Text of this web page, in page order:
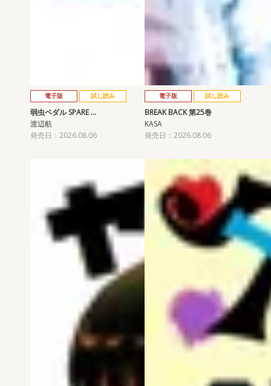
電子版 試し読み
弱虫ペダル SPARE …
渡辺航
発売日：2026.08.06
電子版 試し読み
BREAK BACK 第25巻
KASA
発売日：2026.08.06